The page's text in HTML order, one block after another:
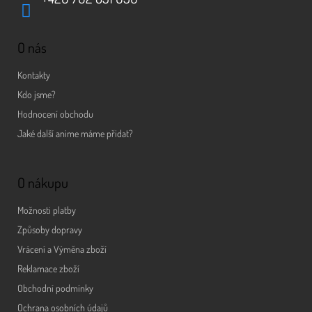
O nás
Kontakty
Kdo jsme?
Hodnocení obchodu
Jaké další anime máme přidat?
O nákupu
Možnosti platby
Způsoby dopravy
Vrácení a Výměna zboží
Reklamace zboží
Obchodní podmínky
Ochrana osobních údajů